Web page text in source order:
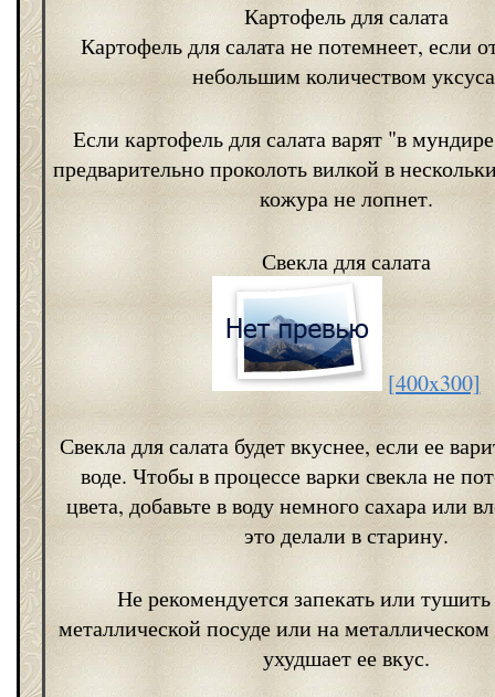
Картофель для салата
Картофель для салата не потемнеет, если
небольшим количеством
Если картофель для салата варят "в
предварительно проколоть вилкой в
кожура не лопнет.
Свекла для салата
[400x300]
Свекла для салата будет вкуснее, если ее
воде. Чтобы в процессе варки свекла не
цвета, добавьте в воду немного сахара или
это делали в старину.
Не рекомендуется запекать или тушить
металлической посуде или на
ухудшает ее вкус.